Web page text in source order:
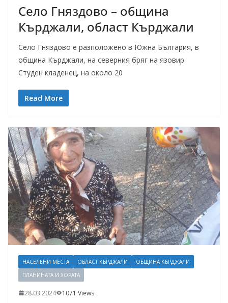
Село Гняздово – община
Кърджали, област Кърджали
Село Гняздово е разположено в Южна България, в
община Кърджали, на северния бряг на язовир
Студен кладенец, на около 20
Read More
НАСЕЛЕНИ МЕСТА ОБЛАСТ КЪРДЖАЛИ
ОБЩИНА КЪРДЖАЛИ
ПЛАНИНАТА И ХОРАТА
28.03.2024 1071 Views